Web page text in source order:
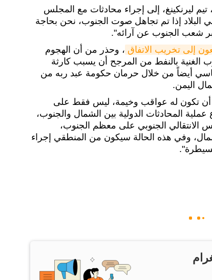
ليرنكينغ، إلى إجراء محادثات مع المجلس
في البلاد إذا تم تجاهل صوت الجنوب، نحن بحاجة
شعب الجنوب عن آرائه".
إلى تخريب الاتفاق ، وحذر من أن الهجوم
الغنية بالنفط من المرجح أن يسبب كارثة
أيضاً من خلال حرمان حكومة عبد ربه من
اليمن.
أن تكون له عواقب وخيمة، ليس فقط على
المحادثات الدولية بين الشمال والجنوب،
الجنوبي على معظم الجنوب،
وفي هذه الحالة سيكون من المنطقي إجراء